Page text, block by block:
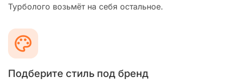
Турболого возьмёт на себя остальное.
Подберите стиль под бренд